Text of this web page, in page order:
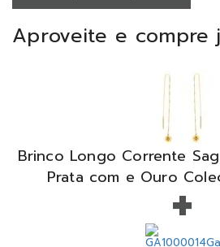
Aproveite e compre
Brinco Longo Corrente
Prata com e Ouro+